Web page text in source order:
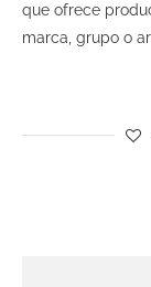
que ofrece
marca, grupo o